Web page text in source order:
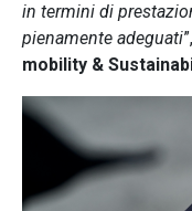
in termini di
pienamente adeguati
mobility &